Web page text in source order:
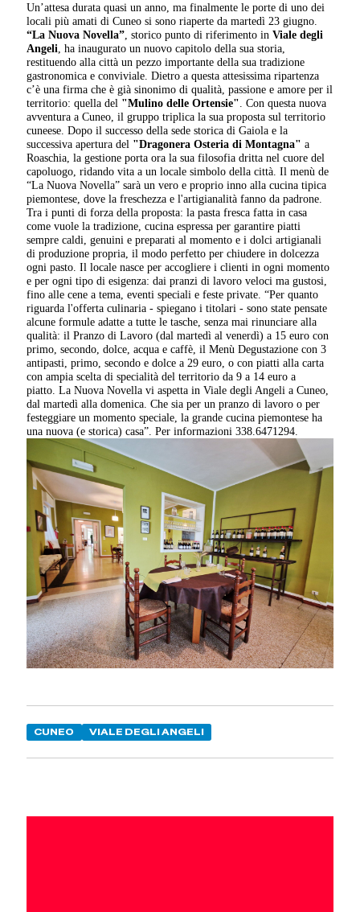
Un’attesa durata quasi un anno, ma finalmente le porte di uno dei
locali più amati di Cuneo si sono riaperte da martedì 23 giugno.
“La Nuova Novella”, storico punto di riferimento in Viale degli
Angeli, ha inaugurato un nuovo capitolo della sua storia,
restituendo alla città un pezzo importante della sua tradizione
gastronomica e conviviale. Dietro a questa attesissima ripartenza
c’è una firma che è già sinonimo di qualità, passione e amore per il
territorio: quella del "Mulino delle Ortensie". Con questa nuova
avventura a Cuneo, il gruppo triplica la sua proposta sul territorio
cuneese. Dopo il successo della sede storica di Gaiola e la
successiva apertura del "Dragonera Osteria di Montagna" a
Roaschia, la gestione porta ora la sua filosofia dritta nel cuore del
capoluogo, ridando vita a un locale simbolo della città. Il menù de
“La Nuova Novella” sarà un vero e proprio inno alla cucina tipica
piemontese, dove la freschezza e l'artigianalità fanno da padrone.
Tra i punti di forza della proposta: la pasta fresca fatta in casa
come vuole la tradizione, cucina espressa per garantire piatti
sempre caldi, genuini e preparati al momento e i dolci artigianali
di produzione propria, il modo perfetto per chiudere in dolcezza
ogni pasto. Il locale nasce per accogliere i clienti in ogni momento
e per ogni tipo di esigenza: dai pranzi di lavoro veloci ma gustosi,
fino alle cene a tema, eventi speciali e feste private. “Per quanto
riguarda l'offerta culinaria - spiegano i titolari - sono state pensate
alcune formule adatte a tutte le tasche, senza mai rinunciare alla
qualità: il Pranzo di Lavoro (dal martedì al venerdì) a 15 euro con
primo, secondo, dolce, acqua e caffè, il Menù Degustazione con 3
antipasti, primo, secondo e dolce a 29 euro, o con piatti alla carta
con ampia scelta di specialità del territorio da 9 a 14 euro a
piatto. La Nuova Novella vi aspetta in Viale degli Angeli a Cuneo,
dal martedì alla domenica. Che sia per un pranzo di lavoro o per
festeggiare un momento speciale, la grande cucina piemontese ha
una nuova (e storica) casa”. Per informazioni 338.6471294.
CUNEO VIALE DEGLI ANGELI